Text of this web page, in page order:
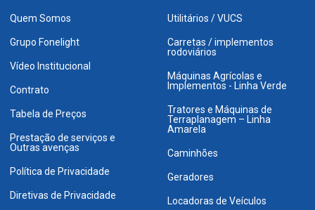
Quem Somos
Grupo Fonelight
Vídeo Institucional
Contrato
Tabela de Preços
Prestação de serviços e
Outras avenças
Política de Privacidade
Diretivas de Privacidade
Utilitários / VUCS
Carretas / implementos
rodoviários
Máquinas Agrícolas e
Implementos - Linha Verde
Tratores e Máquinas de
Terraplanagem – Linha
Amarela
Caminhões
Geradores
Locadoras de Veículos